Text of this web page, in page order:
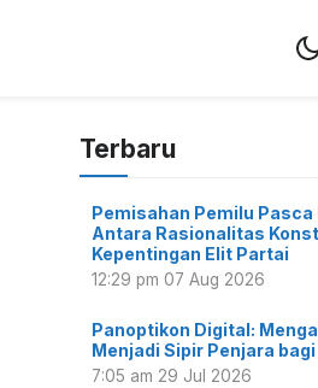
Terbaru
Pemisahan Pemilu Pasca
Antara Rasionalitas
Kepentingan Elit Partai
12:29 pm 07 Aug 2026
Panoptikon Digital:
Menjadi Sipir Penjara
7:05 am 29 Jul 2026